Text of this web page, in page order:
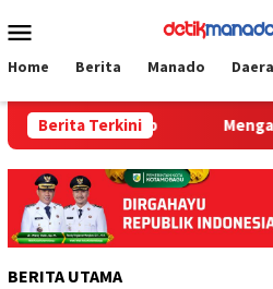
ke
Mobile
Home Berita Manado
Berita Terkini
Ditangkap Mengadu
BERITA UTAMA